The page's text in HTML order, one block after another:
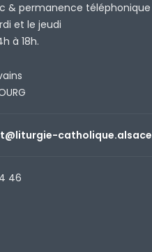
& permanence téléphonique
et le jeudi
à 18h.
catholique.alsace
46